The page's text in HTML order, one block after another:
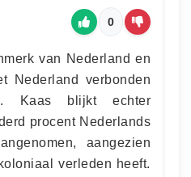
0
van Nederland en
Nederland verbonden
Kaas blijkt echter
procent Nederlands
aangezien
verleden heeft.